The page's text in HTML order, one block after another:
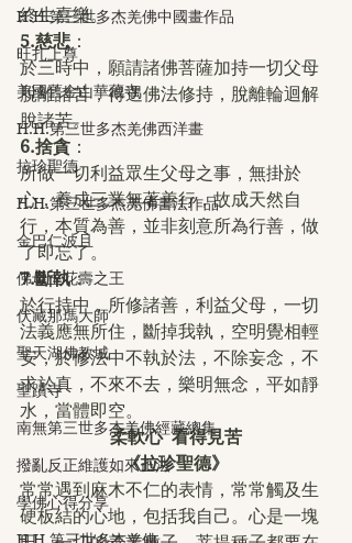
H.H.第三世多杰羌佛中國畫作品
旺扎上尊
美國舊金山華藏寺
H.H.第三世多杰羌佛西洋畫
拉珍聖德
H.H.第三世多杰羌佛書法作品
金巴仁波且
佛母玉花壽之王
伏藏那瑪大師
聖天湖佛教城
聖蹟寺
南無第三世多杰羌佛經藏總集
撥亂反正維護如來正法
學佛心得分享
終生喜樂。
5.慈悲：
於三時中，願請諸佛菩薩加持一切父母
脫離諸苦，得遇佛法修持，脫離輪迴解
脫諸苦。
6.捨貪 ：
所做一切利益眾生父母之事，無掛於
心，養成三業無著善行，故成天然自
行，本質為善，並非刻意所為行善，做
了即忘了。
7.斷執：
於行持中，所修諸善，利益父母，一切
法義應無所住，斷掉我執，空明覺相輕
安，於修法中不執於法，不除妄念，不
求於真，不來不去，樂明無念，平如靜
水，當體即空。
柔軟心  看得見苦
《拉珍聖德》
常常遇到麻木不仁的表情，常常觸及生
硬板結的心地，包括我自己。心是一塊